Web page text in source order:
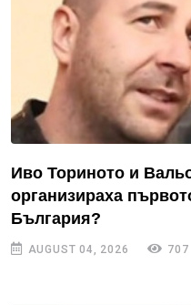
Иво Ториното и
организираха
България?
AUGUST 04, 2026 707